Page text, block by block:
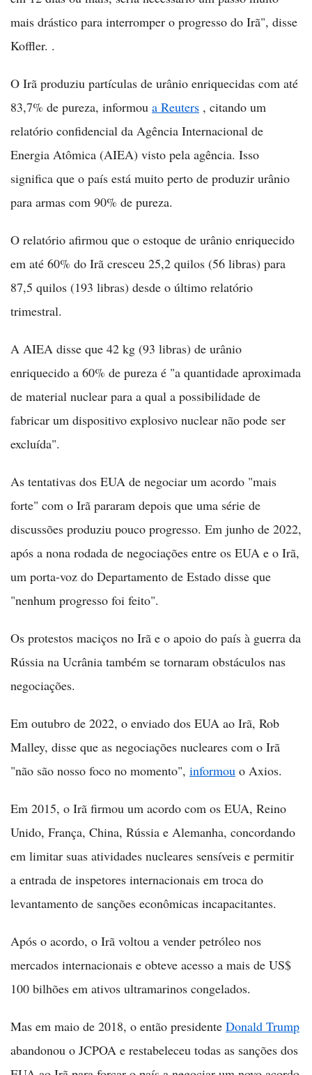
mais drástico para interromper o progresso do Irã", disse
Koffler. .
O Irã produziu partículas de urânio enriquecidas com até
83,7% de pureza, informou a Reuters , citando um
relatório confidencial da Agência Internacional de
Energia Atômica (AIEA) visto pela agência. Isso
significa que o país está muito perto de produzir urânio
para armas com 90% de pureza.
O relatório afirmou que o estoque de urânio enriquecido
em até 60% do Irã cresceu 25,2 quilos (56 libras) para
87,5 quilos (193 libras) desde o último relatório
trimestral.
A AIEA disse que 42 kg (93 libras) de urânio
enriquecido a 60% de pureza é "a quantidade aproximada
de material nuclear para a qual a possibilidade de
fabricar um dispositivo explosivo nuclear não pode ser
excluída".
As tentativas dos EUA de negociar um acordo "mais
forte" com o Irã pararam depois que uma série de
discussões produziu pouco progresso. Em junho de 2022,
após a nona rodada de negociações entre os EUA e o Irã,
um porta-voz do Departamento de Estado disse que
"nenhum progresso foi feito".
Os protestos maciços no Irã e o apoio do país à guerra da
Rússia na Ucrânia também se tornaram obstáculos nas
negociações.
Em outubro de 2022, o enviado dos EUA ao Irã, Rob
Malley, disse que as negociações nucleares com o Irã
"não são nosso foco no momento", informou o Axios.
Em 2015, o Irã firmou um acordo com os EUA, Reino
Unido, França, China, Rússia e Alemanha, concordando
em limitar suas atividades nucleares sensíveis e permitir
a entrada de inspetores internacionais em troca do
levantamento de sanções econômicas incapacitantes.
Após o acordo, o Irã voltou a vender petróleo nos
mercados internacionais e obteve acesso a mais de US$
100 bilhões em ativos ultramarinos congelados.
Mas em maio de 2018, o então presidente Donald Trump
abandonou o JCPOA e restabeleceu todas as sanções dos